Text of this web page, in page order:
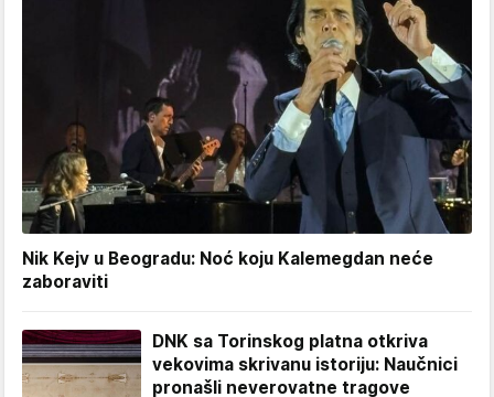
Nik Kejv u Beogradu: Noć koju Kalemegdan neće
zaboraviti
DNK sa Torinskog platna otkriva
vekovima skrivanu istoriju: Naučnici
pronašli neverovatne tragove